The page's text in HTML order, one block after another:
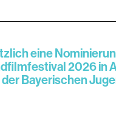
eine
2026 in
Bayerischen